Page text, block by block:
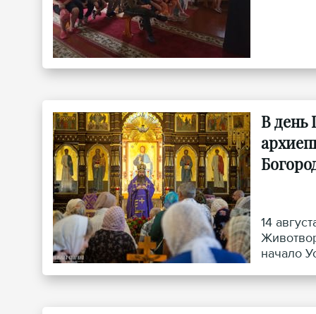
В день
14
начало